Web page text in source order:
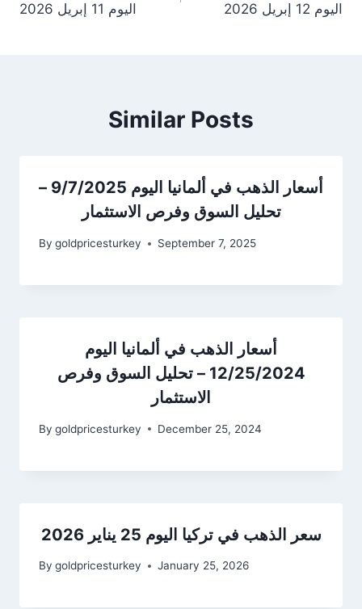
اليوم 11 إبريل 2026
اليوم 12 إبريل 2026
Similar Posts
أسعار الذهب في ألمانيا اليوم 9/7/2025 –
تحليل السوق وفرص الاستثمار
By goldpricesturkey September 7, 2025
أسعار الذهب في ألمانيا اليوم
12/25/2024 – تحليل السوق وفرص
الاستثمار
By goldpricesturkey December 25, 2024
سعر الذهب في تركيا اليوم 25 يناير 2026
By goldpricesturkey January 25, 2026